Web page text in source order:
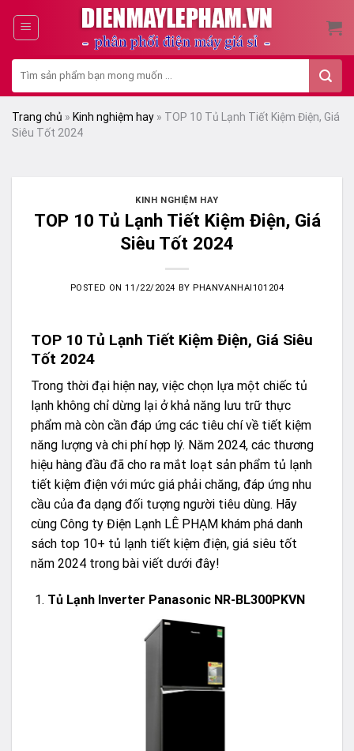
kiếm:
Trang chủ » Kinh nghiệm hay » TOP 10 Tủ Lạnh Tiết Kiệm Điện, Giá
Siêu Tốt 2024
KINH NGHIỆM HAY
TOP 10 Tủ Lạnh Tiết Kiệm Điện, Giá
Siêu Tốt 2024
POSTED ON11/22/2024 BYPHANVANHAI101204
TOP 10 Tủ Lạnh Tiết Kiệm Điện, Giá Siêu
Tốt 2024
Trong thời đại hiện nay, việc chọn lựa một chiếc tủ
lạnh không chỉ dừng lại ở khả năng lưu trữ thực
phẩm mà còn cần đáp ứng các tiêu chí về tiết kiệm
năng lượng và chi phí hợp lý. Năm 2024, các thương
hiệu hàng đầu đã cho ra mắt loạt sản phẩm tủ lạnh
tiết kiệm điện với mức giá phải chăng, đáp ứng nhu
cầu của đa dạng đối tượng người tiêu dùng. Hãy
cùng Công ty Điện Lạnh LÊ PHẠM khám phá danh
sách top 10+ tủ lạnh tiết kiệm điện, giá siêu tốt
năm 2024 trong bài viết dưới đây!
Tủ Lạnh Inverter Panasonic NR-BL300PKVN